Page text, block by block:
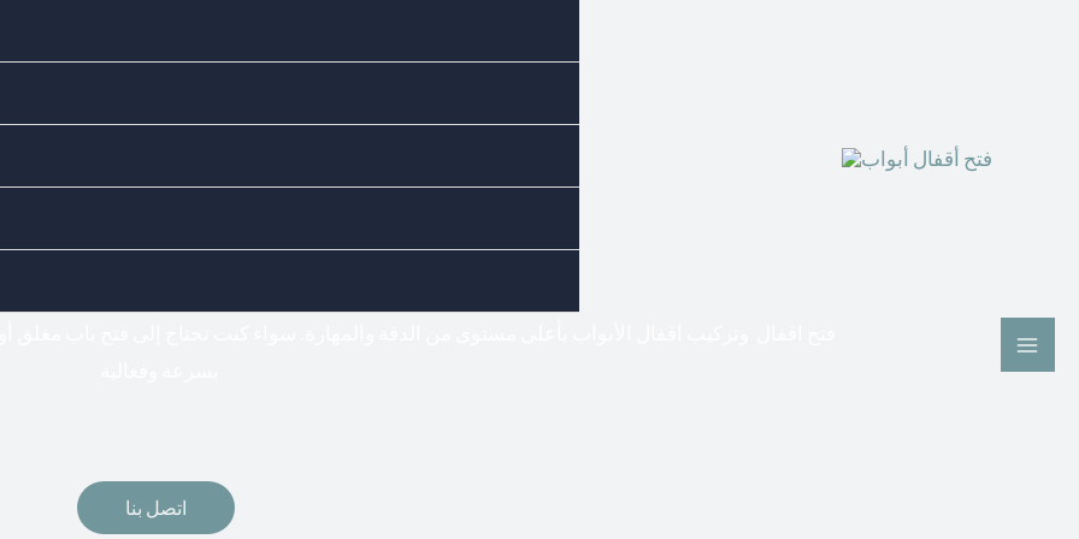
Doors Locks - اختيارك المناسب لفتح وتركيب جميع أنواع الأقفال
فتح اقفال وتركيب اقفال الأبواب بأعلى مستوى من الدقة والمهارة. سواء كنت تحتاج إلى فتح باب مغلق
اتصل بنا